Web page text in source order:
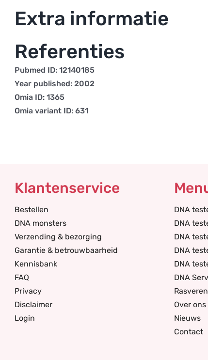
Extra informatie
Referenties
Pubmed ID: 12140185
Year published: 2002
Omia ID: 1365
Omia variant ID: 631
Klantenservice
Bestellen
DNA monsters
Verzending & bezorging
Garantie & betrouwbaarheid
Kennisbank
FAQ
Privacy
Disclaimer
Login
DNA
DNA
DNA
DNA
DNA
DNA
Over ons
Nieuws
Contact